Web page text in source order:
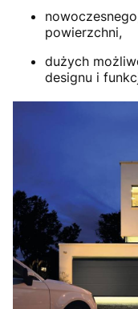
powierzchni,
dużych
designu i